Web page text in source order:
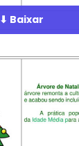
⬇ Baixar